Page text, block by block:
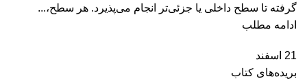
گرفته تا سطح داخلی یا جزئی‌تر انجام می‌پذیرد. هر سطح،...
ادامه مطلب
21 اسفند
بریده‌های کتاب